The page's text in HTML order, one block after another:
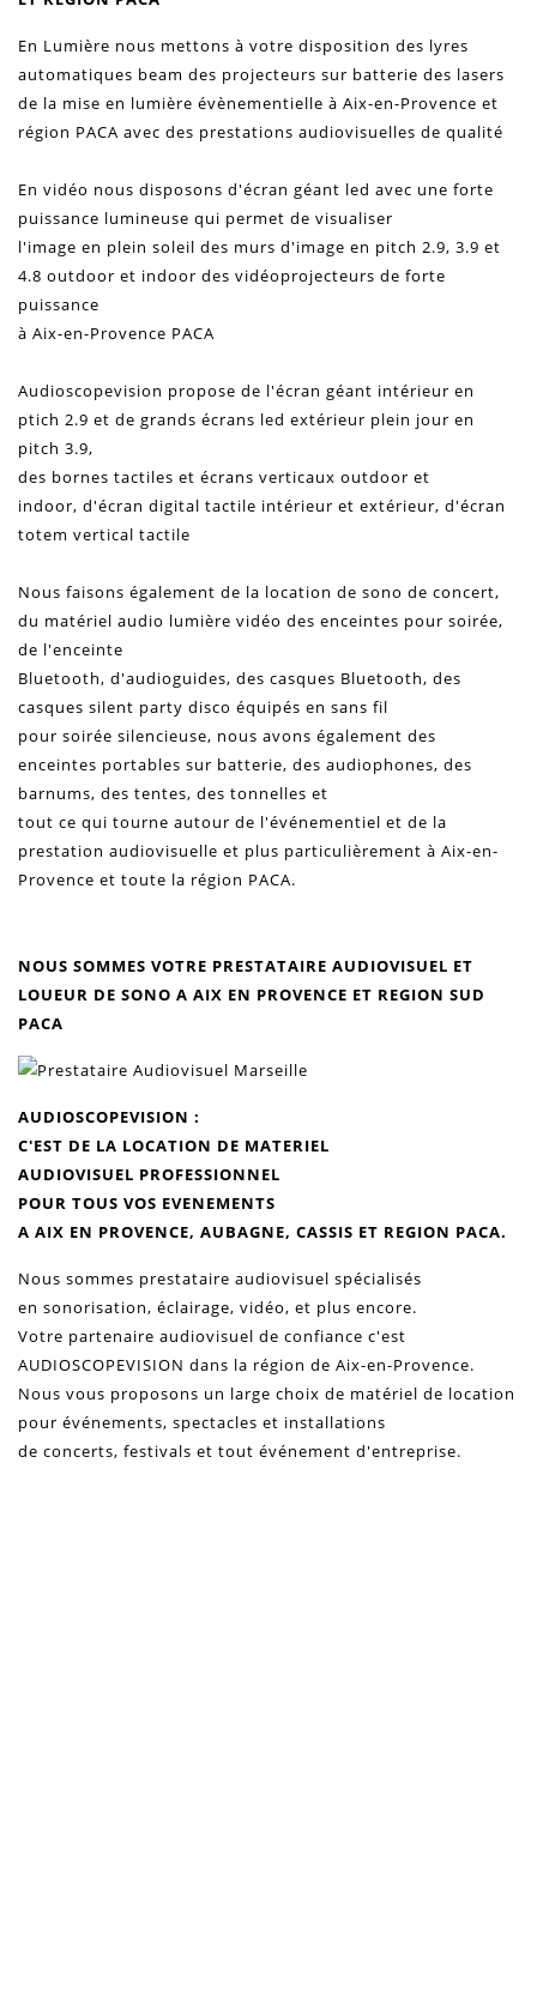
En Lumière nous mettons à votre disposition des lyres
automatiques beam des projecteurs sur batterie des lasers
de la mise en lumière évènementielle à Aix-en-Provence et
région PACA avec des prestations audiovisuelles de qualité
En vidéo nous disposons d'écran géant led avec une forte
puissance lumineuse qui permet de visualiser
l'image en plein soleil des murs d'image en pitch 2.9, 3.9 et
4.8 outdoor et indoor des vidéoprojecteurs de forte
puissance
à Aix-en-Provence PACA
Audioscopevision propose de l'écran géant intérieur en
ptich 2.9 et de grands écrans led extérieur plein jour en
pitch 3.9,
des bornes tactiles et écrans verticaux outdoor et
indoor, d'écran digital tactile intérieur et extérieur, d'écran
totem vertical tactile
Nous faisons également de la location de sono de concert,
du matériel audio lumière vidéo des enceintes pour soirée,
de l'enceinte
Bluetooth, d'audioguides, des casques Bluetooth, des
casques silent party disco équipés en sans fil
pour soirée silencieuse, nous avons également des
enceintes portables sur batterie, des audiophones, des
barnums, des tentes, des tonnelles et
tout ce qui tourne autour de l'événementiel et de la
prestation audiovisuelle et plus particulièrement à Aix-en-
Provence et toute la région PACA.
NOUS SOMMES VOTRE PRESTATAIRE AUDIOVISUEL ET
LOUEUR DE SONO A AIX EN PROVENCE ET REGION SUD
PACA
AUDIOSCOPEVISION :
C'EST DE LA LOCATION DE MATERIEL
AUDIOVISUEL PROFESSIONNEL
POUR TOUS VOS EVENEMENTS
A AIX EN PROVENCE, AUBAGNE, CASSIS ET REGION PACA.
Nous sommes prestataire audiovisuel spécialisés
en sonorisation, éclairage, vidéo, et plus encore.
Votre partenaire audiovisuel de confiance c'est
AUDIOSCOPEVISION dans la région de Aix-en-Provence.
Nous vous proposons un large choix de matériel de location
pour événements, spectacles et installations
de concerts, festivals et tout événement d'entreprise.